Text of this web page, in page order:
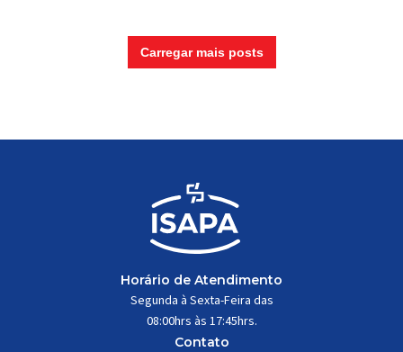
movimentos do volante,
garantindo estabilidade e
controle em diferentes
esforços mecânicos, […]
Carregar mais posts
Horário de Atendimento
Segunda à Sexta-Feira das
08:00hrs às 17:45hrs.
Contato